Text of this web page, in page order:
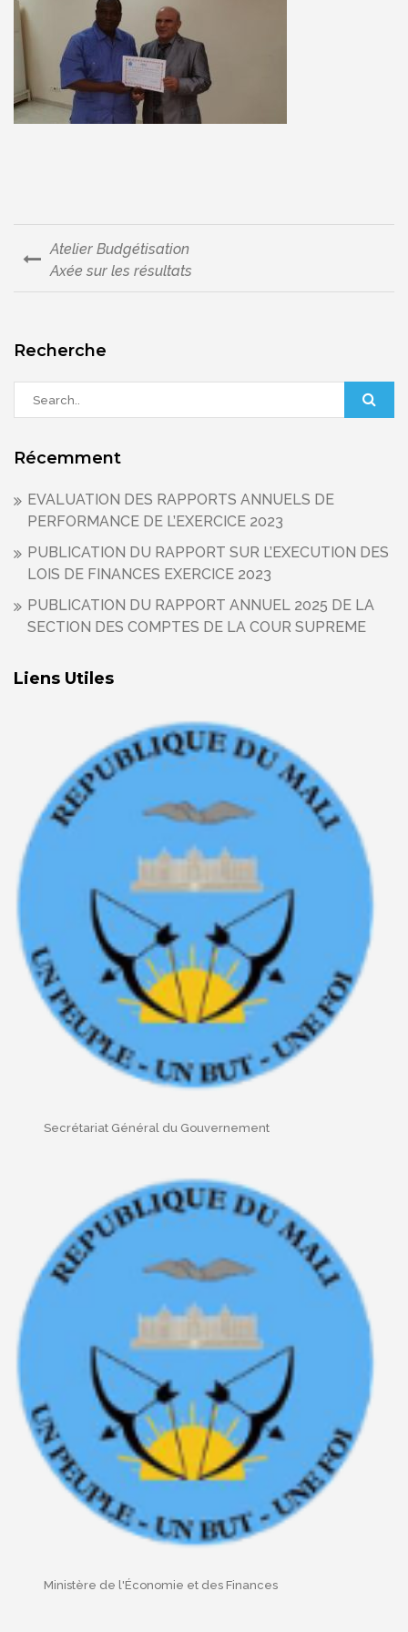
Navigation
de
l’article
Atelier Budgétisation
Axée sur les résultats
Recherche
Récemment
EVALUATION DES RAPPORTS ANNUELS DE
PERFORMANCE DE L’EXERCICE 2023
PUBLICATION DU RAPPORT SUR L’EXECUTION DES
LOIS DE FINANCES EXERCICE 2023
PUBLICATION DU RAPPORT ANNUEL 2025 DE LA
SECTION DES COMPTES DE LA COUR SUPREME
Liens Utiles
Secrétariat Général du Gouvernement
Ministère de l'Économie et des Finances